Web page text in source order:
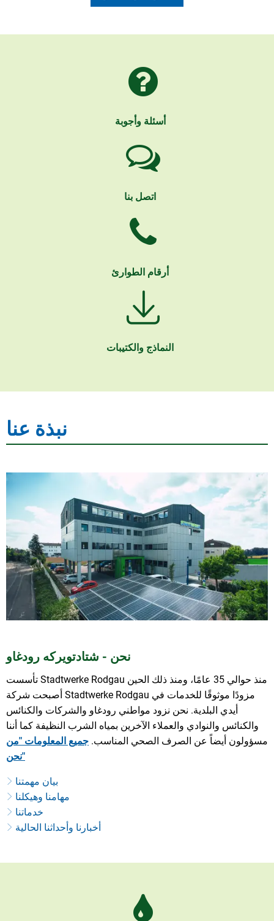
أسئلة وأجوبة
اتصل بنا
أرقام الطوارئ
النماذج والكتيبات
نبذة عنا
نحن - شتادتويركه رودغاو
تأسست Stadtwerke Rodgau منذ حوالي 35 عامًا، ومنذ ذلك الحين
أصبحت شركة Stadtwerke Rodgau مزودًا موثوقًا للخدمات في
أيدي البلدية. نحن نزود مواطني رودغاو والشركات والكنائس
والكنائس والنوادي والعملاء الآخرين بمياه الشرب النظيفة كما أننا
مسؤولون أيضاً عن الصرف الصحي المناسب. جميع المعلومات "من
نحن"
بيان مهمتنا
مهامنا وهيكلنا
خدماتنا
أخبارنا وأحداثنا الحالية